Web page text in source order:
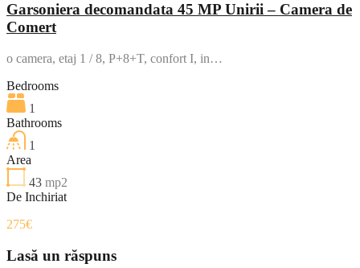
Garsoniera decomandata 45 MP Unirii – Camera de
Comert
o camera, etaj 1 / 8, P+8+T, confort I, in…
Bedrooms
1
Bathrooms
1
Area
43 mp2
De Inchiriat
275€
Lasă un răspuns